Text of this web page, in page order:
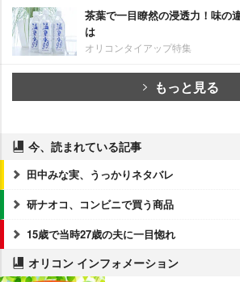
茶葉で一目瞭然の浸透力！味の
は
オリコンタイアップ特集
もっと見る
今、読まれている記事
田中みな実、うっかりネタバレ
研ナオコ、コンビニで買う商品
15歳で当時27歳の夫に一目惚れ
オリコン インフォメーション